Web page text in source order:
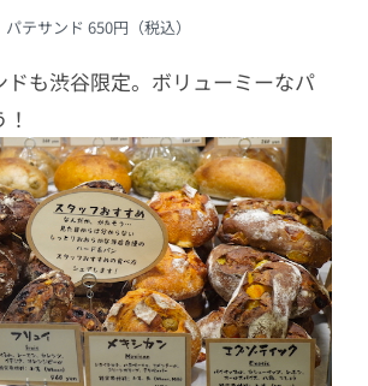
パテサンド 650円（税込）
ドも渋谷限定。ボリューミーなパ